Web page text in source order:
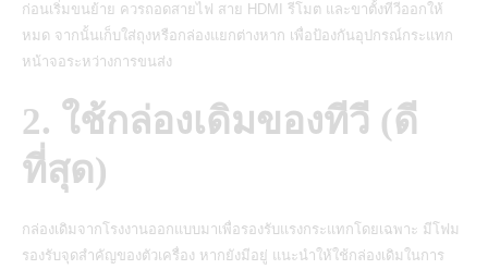
ก่อนเริ่มขนย้าย ควรถอดสายไฟ สาย HDMI รีโมต และขาตั้งทีวีออกให้
หมด จากนั้นเก็บใส่ถุงหรือกล่องแยกต่างหาก เพื่อป้องกันอุปกรณ์กระแทก
หน้าจอระหว่างการขนส่ง
2. ใช้กล่องเดิมของทีวี (ดี
ที่สุด)
กล่องเดิมจากโรงงานออกแบบมาเพื่อรองรับแรงกระแทกโดยเฉพาะ มีโฟม
รองรับจุดสำคัญของตัวเครื่อง หากยังมีอยู่ แนะนำให้ใช้กล่องเดิมในการ